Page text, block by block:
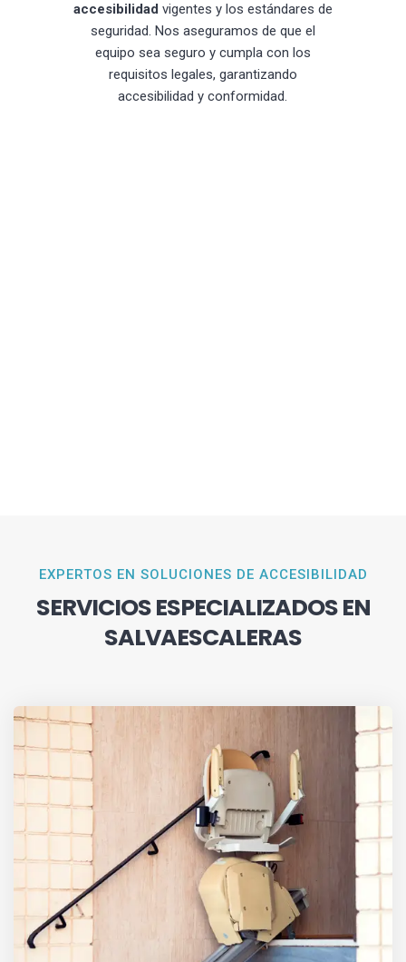
accesibilidad vigentes y los estándares de
seguridad. Nos aseguramos de que el
equipo sea seguro y cumpla con los
requisitos legales, garantizando
accesibilidad y conformidad.
EXPERTOS EN SOLUCIONES DE ACCESIBILIDAD
SERVICIOS ESPECIALIZADOS EN
SALVAESCALERAS